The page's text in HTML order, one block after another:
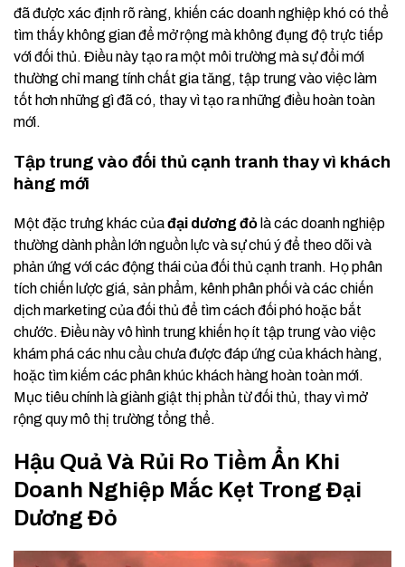
đã được xác định rõ ràng, khiến các doanh nghiệp khó có thể
tìm thấy không gian để mở rộng mà không đụng độ trực tiếp
với đối thủ. Điều này tạo ra một môi trường mà sự đổi mới
thường chỉ mang tính chất gia tăng, tập trung vào việc làm
tốt hơn những gì đã có, thay vì tạo ra những điều hoàn toàn
mới.
Tập trung vào đối thủ cạnh tranh thay vì khách
hàng mới
Một đặc trưng khác củađại dương đỏ là các doanh nghiệp
thường dành phần lớn nguồn lực và sự chú ý để theo dõi và
phản ứng với các động thái của đối thủ cạnh tranh. Họ phân
tích chiến lược giá, sản phẩm, kênh phân phối và các chiến
dịch marketing của đối thủ để tìm cách đối phó hoặc bắt
chước. Điều này vô hình trung khiến họ ít tập trung vào việc
khám phá các nhu cầu chưa được đáp ứng của khách hàng,
hoặc tìm kiếm các phân khúc khách hàng hoàn toàn mới.
Mục tiêu chính là giành giật thị phần từ đối thủ, thay vì mở
rộng quy mô thị trường tổng thể.
Hậu Quả Và Rủi Ro Tiềm Ẩn Khi
Doanh Nghiệp Mắc Kẹt Trong Đại
Dương Đỏ